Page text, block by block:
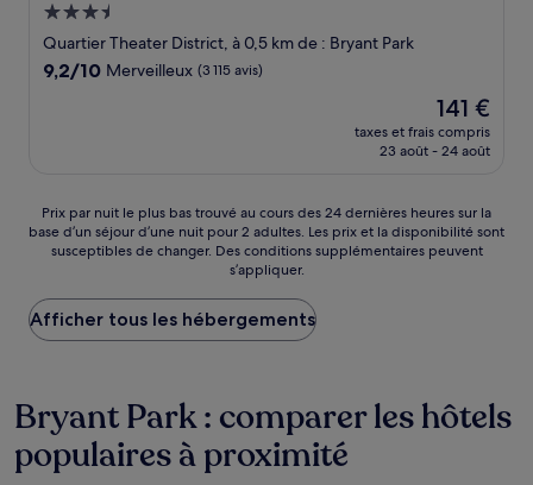
Hébergement
3.5 étoiles
Quartier Theater District, à 0,5 km de : Bryant Park
9.2
9,2/10 Merveilleux (3 115 avis)
Le
nouveau
prix
141 €
141 €
taxes et frais compris
23 août - 24 août
Prix
par
nuit
plus
bas
trouvé
des
24 dernières
heures
sur
Prix par nuit le plus bas trouvé au cours des 24 dernières heures sur la
base d’un séjour d’une nuit pour 2 adultes. Les prix et la disponibilité sont
susceptibles de changer. Des conditions supplémentaires peuvent
s’appliquer.
Afficher tous les hébergements
Bryant Park : comparer les hôtels
populaires à proximité